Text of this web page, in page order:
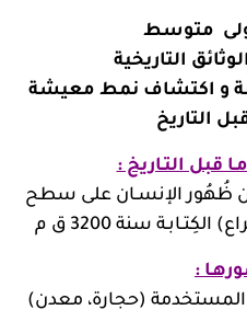
متوسط
التاريخية
و اكتشاف نمط معيشة
التاريخ
قبل التـاريخ :
ظُهُور الإنسـان على سطح
سنة 3200 ق م
المستخدمة (حجارة، معدن)